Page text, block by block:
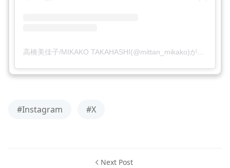
#Instagram #X
Next Post